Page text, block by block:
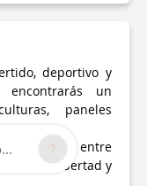
deportivo y
un
paneles
los árboles, entre
total libertad y